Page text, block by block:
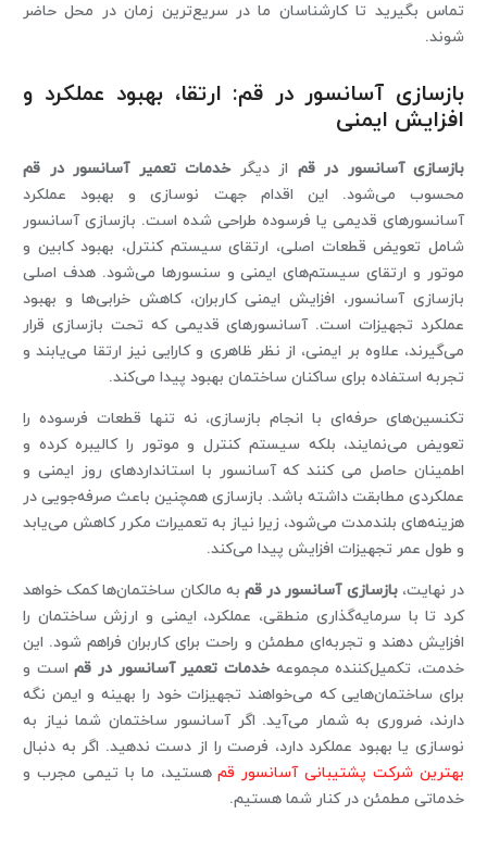
تماس بگیرید تا کارشناسان ما در سریع‌ترین زمان در محل حاضر
شوند.
بازسازی آسانسور در قم: ارتقا، بهبود عملکرد و
افزایش ایمنی
بازسازی آسانسور در قم از دیگرخدمات تعمیر آسانسور در قم
محسوب می‌شود. این اقدام جهت نوسازی و بهبود عملکرد
آسانسورهای قدیمی یا فرسوده طراحی شده است. بازسازی آسانسور
شامل تعویض قطعات اصلی، ارتقای سیستم کنترل، بهبود کابین و
موتور و ارتقای سیستم‌های ایمنی و سنسورها می‌شود. هدف اصلی
بازسازی آسانسور، افزایش ایمنی کاربران، کاهش خرابی‌ها و بهبود
عملکرد تجهیزات است. آسانسورهای قدیمی که تحت بازسازی قرار
می‌گیرند، علاوه بر ایمنی، از نظر ظاهری و کارایی نیز ارتقا می‌یابند و
تجربه استفاده برای ساکنان ساختمان بهبود پیدا می‌کند.
تکنسین‌های حرفه‌ای با انجام بازسازی، نه تنها قطعات فرسوده را
تعویض می‌نمایند، بلکه سیستم کنترل و موتور را کالیبره کرده و
اطمینان حاصل می کنند که آسانسور با استانداردهای روز ایمنی و
عملکردی مطابقت داشته باشد. بازسازی همچنین باعث صرفه‌جویی در
هزینه‌های بلندمدت می‌شود، زیرا نیاز به تعمیرات مکرر کاهش می‌یابد
و طول عمر تجهیزات افزایش پیدا می‌کند.
در نهایت،بازسازی آسانسور در قم به مالکان ساختمان‌ها کمک خواهد
کرد تا با سرمایه‌گذاری منطقی، عملکرد، ایمنی و ارزش ساختمان را
افزایش دهند و تجربه‌ای مطمئن و راحت برای کاربران فراهم شود. این
خدمت، تکمیل‌کننده مجموعهخدمات تعمیر آسانسور در قماست و
برای ساختمان‌هایی که می‌خواهند تجهیزات خود را بهینه و ایمن نگه
دارند، ضروری به شمار می‌آید. اگر آسانسور ساختمان شما نیاز به
نوسازی یا بهبود عملکرد دارد، فرصت را از دست ندهید. اگر به دنبال
بهترین شرکت پشتیبانی آسانسور قمهستید، ما با تیمی مجرب و
خدماتی مطمئن در کنار شما هستیم.